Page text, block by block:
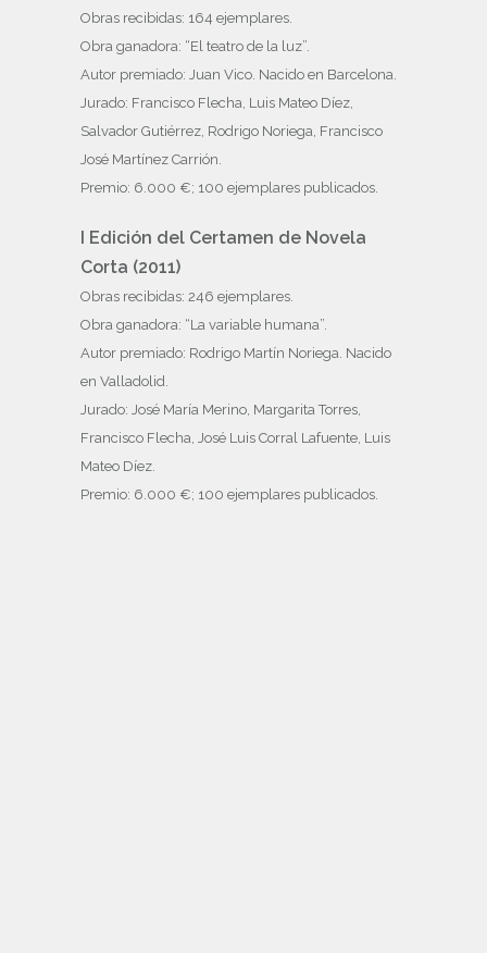
Obras recibidas: 164 ejemplares.
Obra ganadora: “El teatro de la luz”.
Autor premiado: Juan Vico. Nacido en Barcelona.
Jurado: Francisco Flecha, Luis Mateo Díez,
Salvador Gutiérrez, Rodrigo Noriega, Francisco
José Martínez Carrión.
Premio: 6.000 €; 100 ejemplares publicados.
I Edición del Certamen de Novela
Corta (2011)
Obras recibidas: 246 ejemplares.
Obra ganadora: “La variable humana”.
Autor premiado: Rodrigo Martín Noriega. Nacido
en Valladolid.
Jurado: José María Merino, Margarita Torres,
Francisco Flecha, José Luis Corral Lafuente, Luis
Mateo Díez.
Premio: 6.000 €; 100 ejemplares publicados.